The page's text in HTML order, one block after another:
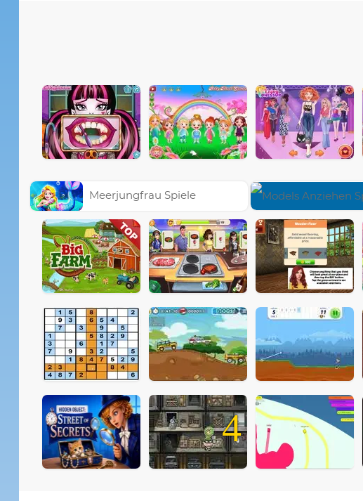
Meerjungfrau Spiele
4